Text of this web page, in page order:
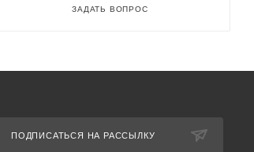
ЗАДАТЬ ВОПРОС
ПОДПИСАТЬСЯ НА РАССЫЛКУ